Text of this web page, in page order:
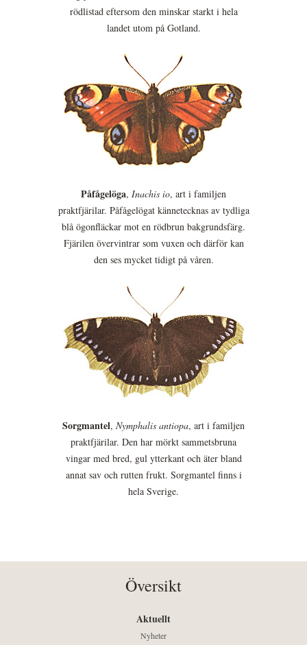
rödlistad eftersom den minskar starkt i hela
landet utom på Gotland.
Påfågelöga, Inachis io, art i familjen
praktfjärilar. Påfågelögat kännetecknas av tydliga
blå ögonfläckar mot en rödbrun bakgrundsfärg.
Fjärilen övervintrar som vuxen och därför kan
den ses mycket tidigt på våren.
Sorgmantel, Nymphalis antiopa, art i familjen
praktfjärilar. Den har mörkt sammetsbruna
vingar med bred, gul ytterkant och äter bland
annat sav och rutten frukt. Sorgmantel finns i
hela Sverige.
Översikt
Aktuellt
Nyheter